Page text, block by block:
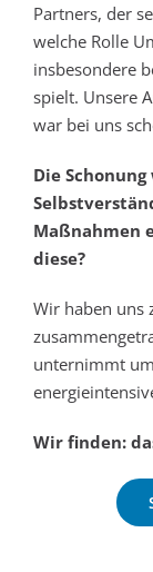
Partners, der
welche Rolle
insbesondere
spielt. Unsere
war bei uns
Die
Maßnahmen
diese?
Wir haben uns
unternimmt
Wir finden: